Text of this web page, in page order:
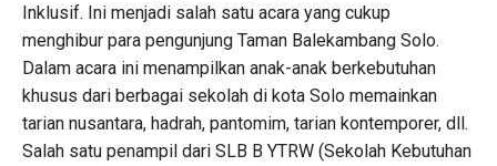
Inklusif. Ini menjadi salah satu acara yang cukup
menghibur para pengunjung Taman Balekambang Solo.
Dalam acara ini menampilkan anak-anak berkebutuhan
khusus dari berbagai sekolah di kota Solo memainkan
tarian nusantara, hadrah, pantomim, tarian kontemporer, dll.
Salah satu penampil dari SLB B YTRW (Sekolah Kebutuhan